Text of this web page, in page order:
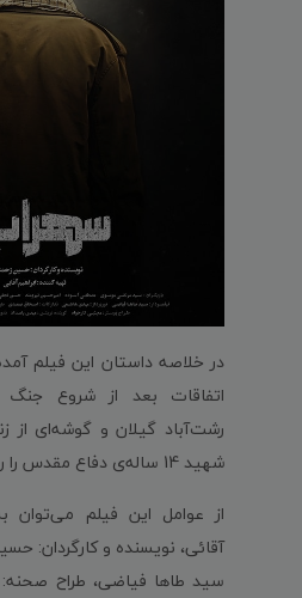
در خلاصه داستان این فیلم
اتفاقات بعد از شروع
رشت‌آباد گیلان و گوشه‌ای از
شهید 14 ساله‌ی دفاع مقدس را روایت می‌کند.»
از عوامل این فیلم می‌توان
آقائی، نویسنده و کارگردان:
سید طاها فیاضی، طراح صحنه: